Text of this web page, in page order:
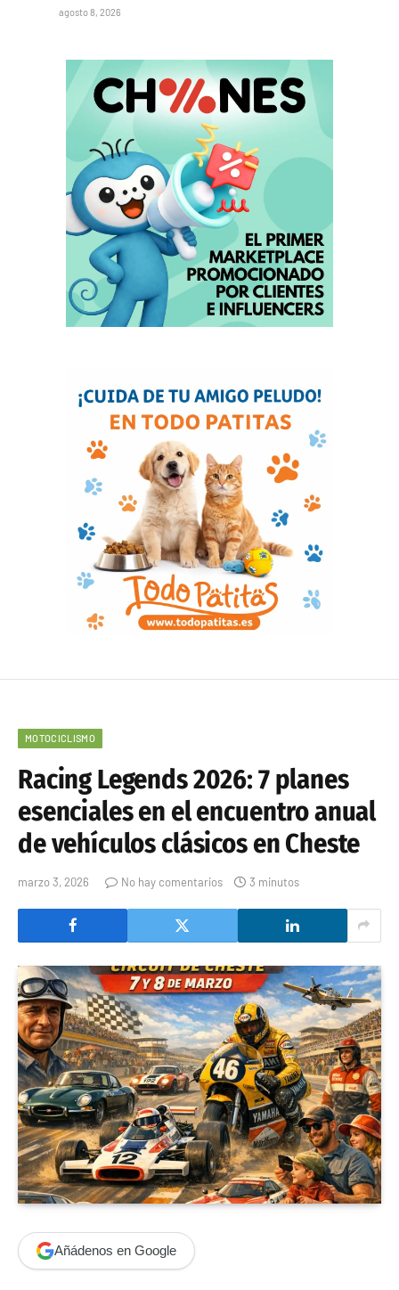
agosto 8, 2026
MOTOCICLISMO
Racing Legends 2026: 7 planes
esenciales en el encuentro anual
de vehículos clásicos en Cheste
marzo 3, 2026 No hay comentarios 3 minutos
Añádenos en Google